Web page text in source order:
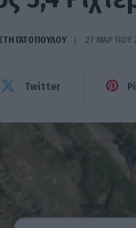
ΓΑΤΟΠΟΎΛΟΥ 27 ΜΑΡΤΊΟΥ
Twitter